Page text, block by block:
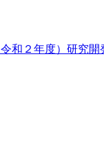
和２年度） 研究開